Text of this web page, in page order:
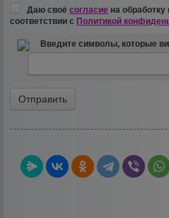
Даю своёсогласие на
соответствии с Политикой
Введите символы, которые